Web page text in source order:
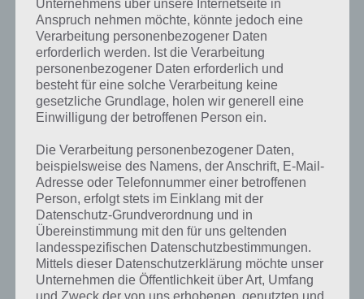
Unternehmens über unsere Internetseite in
Anspruch nehmen möchte, könnte jedoch eine
Verarbeitung personenbezogener Daten
erforderlich werden. Ist die Verarbeitung
personenbezogener Daten erforderlich und
besteht für eine solche Verarbeitung keine
gesetzliche Grundlage, holen wir generell eine
Einwilligung der betroffenen Person ein.
Die Verarbeitung personenbezogener Daten,
beispielsweise des Namens, der Anschrift, E-Mail-
Adresse oder Telefonnummer einer betroffenen
Person, erfolgt stets im Einklang mit der
Datenschutz-Grundverordnung und in
Übereinstimmung mit den für uns geltenden
landesspezifischen Datenschutzbestimmungen.
Mittels dieser Datenschutzerklärung möchte unser
Unternehmen die Öffentlichkeit über Art, Umfang
und Zweck der von uns erhobenen, genutzten und